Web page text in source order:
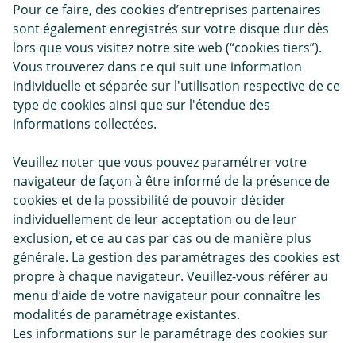
Pour ce faire, des cookies d’entreprises partenaires
sont également enregistrés sur votre disque dur dès
lors que vous visitez notre site web (“cookies tiers”).
Vous trouverez dans ce qui suit une information
individuelle et séparée sur l'utilisation respective de ce
type de cookies ainsi que sur l'étendue des
informations collectées.
Veuillez noter que vous pouvez paramétrer votre
navigateur de façon à être informé de la présence de
cookies et de la possibilité de pouvoir décider
individuellement de leur acceptation ou de leur
exclusion, et ce au cas par cas ou de manière plus
générale. La gestion des paramétrages des cookies est
propre à chaque navigateur. Veuillez-vous référer au
menu d’aide de votre navigateur pour connaître les
modalités de paramétrage existantes.
Les informations sur le paramétrage des cookies sur